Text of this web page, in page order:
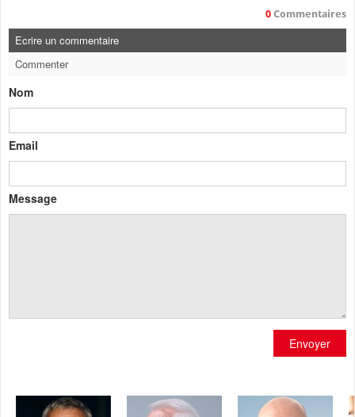
0 Commentaires
Ecrire un commentaire
Commenter
Nom
Email
Message
Envoyer